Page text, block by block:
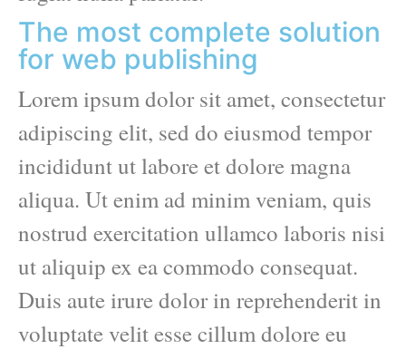
The most complete solution
for web publishing
Lorem ipsum dolor sit amet, consectetur
adipiscing elit, sed do eiusmod tempor
incididunt ut labore et dolore magna
aliqua. Ut enim ad minim veniam, quis
nostrud exercitation ullamco laboris nisi
ut aliquip ex ea commodo consequat.
Duis aute irure dolor in reprehenderit in
voluptate velit esse cillum dolore eu